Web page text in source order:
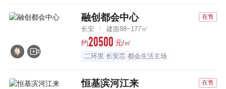
融创都会中心 在售
长安 建面88~177㎡
约20500 元/㎡
二环里 长安芯 都会生活主场
恒基滨河江来 在售